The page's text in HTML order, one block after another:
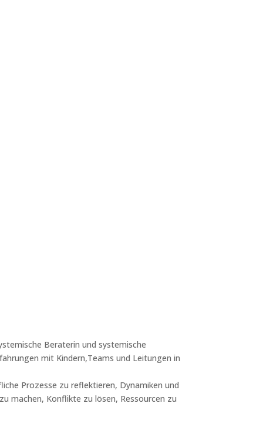
Beraterin und systemische
mit Kindern,Teams und Leitungen in
Prozesse zu reflektieren, Dynamiken und
machen, Konflikte zu lösen, Ressourcen zu